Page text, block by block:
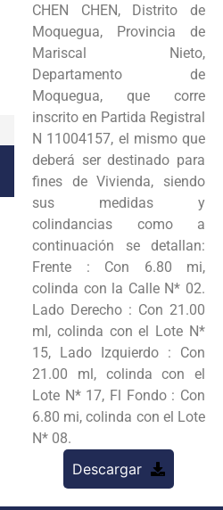
CHEN CHEN, Distrito de
Moquegua, Provincia de
Mariscal Nieto,
Departamento de
Moquegua, que corre
inscrito en Partida Registral
N 11004157, el mismo que
deberá ser destinado para
fines de Vivienda, siendo
sus medidas y
colindancias como a
continuación se detallan:
Frente : Con 6.80 mi,
colinda con la Calle N* 02.
Lado Derecho : Con 21.00
ml, colinda con el Lote N*
15, Lado Izquierdo : Con
21.00 ml, colinda con el
Lote N* 17, Fl Fondo : Con
6.80 mi, colinda con el Lote
N* 08.
Descargar